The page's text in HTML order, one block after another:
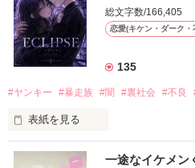
だから私は、中学時代に大好きだ
もう会うことはないと思っていた
高校生になって再会した彼は、隣
他の女の子には冷たいのに
私にだけ昔と変わらない笑顔を向
総文字数/166,405
恋愛(キケン・ダーク・
135
#ヤンキー #暴走族 #闇 #裏社会 #不良
表紙を見る
表紙画像はAIです
一途なイケメン